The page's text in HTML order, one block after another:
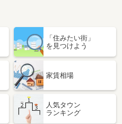
「住みたい街」
を見つけよう
家賃相場
人気タウン
ランキング